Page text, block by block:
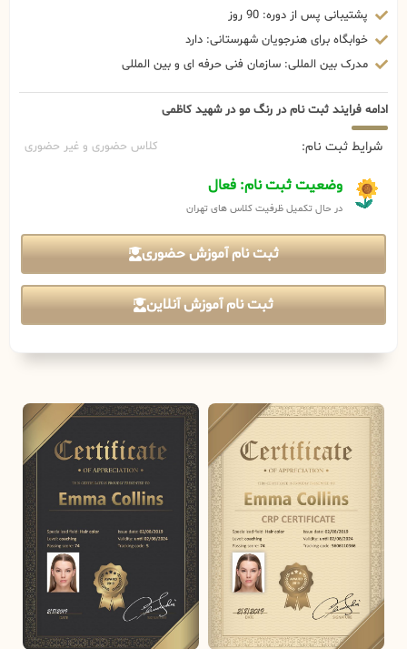
پشتیبانی پس از دوره: 90 روز
خوابگاه برای هنرجویان شهرستانی: دارد
مدرک بین المللی: سازمان فنی حرفه ای و بین المللی
ادامه فرایند ثبت نام در رنگ مو در شهید کاظمی
شرایط ثبت نام: کلاس حضوری و غیر حضوری
وضعیت ثبت نام: فعال
در حال تکمیل ظرفیت کلاس های تهران
ثبت نام آموزش حضوری
ثبت نام آموزش آنلاین